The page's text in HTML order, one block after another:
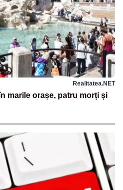
Realitatea.NET
marile orașe, patru morți și